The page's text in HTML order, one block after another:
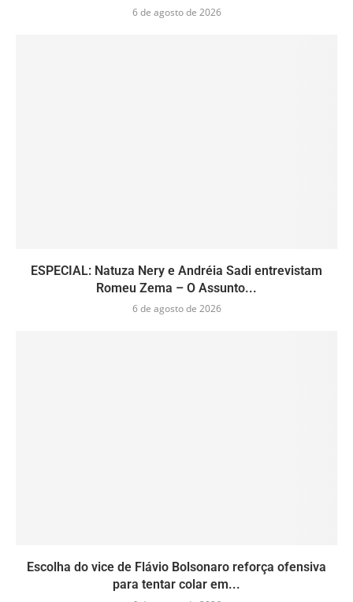
6 de agosto de 2026
ESPECIAL: Natuza Nery e Andréia Sadi entrevistam
Romeu Zema – O Assunto...
6 de agosto de 2026
Escolha do vice de Flávio Bolsonaro reforça ofensiva
para tentar colar em...